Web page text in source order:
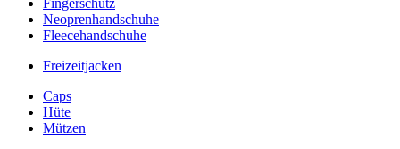
Neoprenhandschuhe
Fleecehandschuhe
Freizeitjacken
Caps
Hüte
Mützen